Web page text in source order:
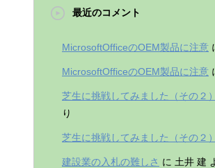
最近のコメント
MicrosoftOfficeのOEM製品に注意
MicrosoftOfficeのOEM製品に注意
芝生に挑戦してみました（その２）
り
芝生に挑戦してみました（その２）
建設業の入札の難しさ に 土井 建